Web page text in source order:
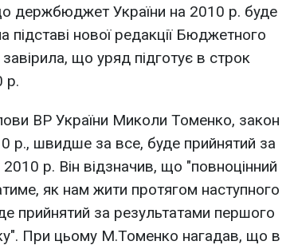
держбюджет України на 2010 р. буде
підставі нової редакції Бюджетного
що уряд підготує в строк
р.
ВР України Миколи Томенко, закон
швидше за все, буде прийнятий за
р. Він відзначив, що "повноцінний
як нам жити протягом наступного
прийнятий за результатами першого
При цьому М.Томенко нагадав, що в